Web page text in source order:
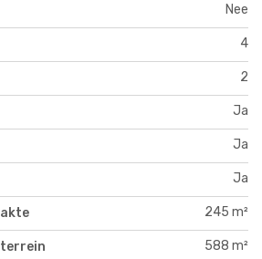
Nee
4
2
Ja
Ja
Ja
245 m²
588 m²